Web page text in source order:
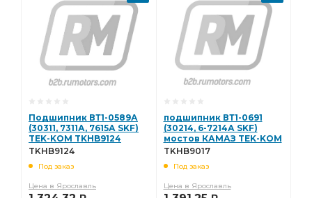
Подшипник ВТ1-0589А
(30311, 7311А, 7615А SKF)
TEK-KOM TKHB9124
TKHB9124
TKHB9124
Под заказ
Цена в Ярославль
подшипник ВТ1-0691
(30214, 6-7214А SKF)
мостов КАМАЗ TEK-KOM
TKHB9017 TKHB9017
TKHB9017
Под заказ
Цена в Ярославль